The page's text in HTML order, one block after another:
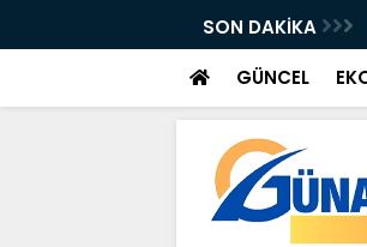
SON DAKİKA
Çocuklarımızın Geleceği”
GÜNCEL